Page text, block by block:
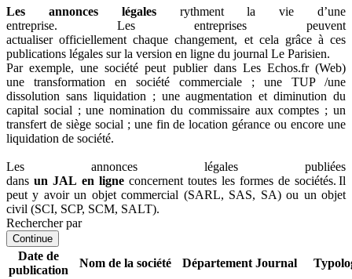
Les annonces légales
rythment la vie d’une
entreprise. Les entreprises peuvent
actualiser officiellement chaque changement, et cela grâce à ces
publications légales sur la version en ligne du journal Le Parisien.
Par exemple, une société peut publier dans Les Echos.fr (Web)
une transformation en société commerciale ; une TUP /une
dissolution sans liquidation ; une augmentation et diminution du
capital social ; une nomination du commissaire aux comptes ; un
transfert de siège social ; une fin de location gérance ou encore une
liquidation de société.
Les annonces légales publiées
dans un JAL en ligne concernent toutes les formes de sociétés. Il
peut y avoir un objet commercial (SARL, SAS, SA) ou un objet
civil (SCI, SCP, SCM, SALT).
Rechercher par
Continue
Date de
publication
Nom de la société Département Journal